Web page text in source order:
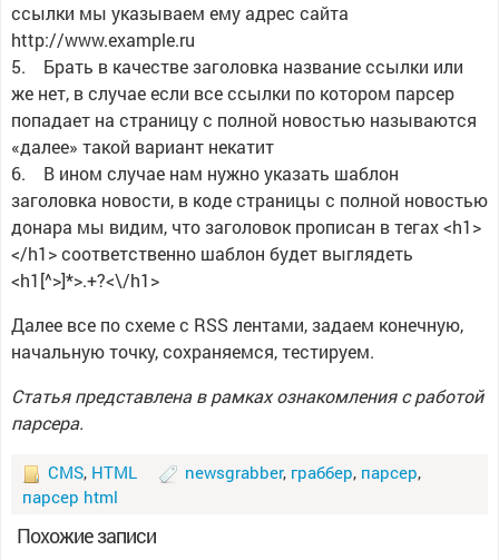
ссылки мы указываем ему адрес сайта
http://www.example.ru
5. Брать в качестве заголовка название ссылки или
же нет, в случае если все ссылки по котором парсер
попадает на страницу с полной новостью называются
«далее» такой вариант некатит
6. В ином случае нам нужно указать шаблон
заголовка новости, в коде страницы с полной новостью
донара мы видим, что заголовок прописан в тегах <h1>
</h1> соответственно шаблон будет выглядеть
<h1[^>]*>.+?<\/h1>
Далее все по схеме с RSS лентами, задаем конечную,
начальную точку, сохраняемся, тестируем.
Статья представлена в рамках ознакомления с работой
парсера.
CMS, HTML newsgrabber, граббер, парсер,
парсер html
Похожие записи